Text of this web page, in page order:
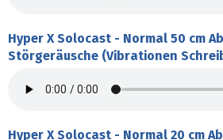
Hyper X Solocast - Normal 50 cm
Störgeräusche (Vibrationen
Hyper X Solocast - Normal 20 cm